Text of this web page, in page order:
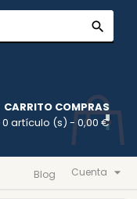
search
CARRITO COMPRAS
0 artículo (s) - 0,00 €
Cuenta 
Blog